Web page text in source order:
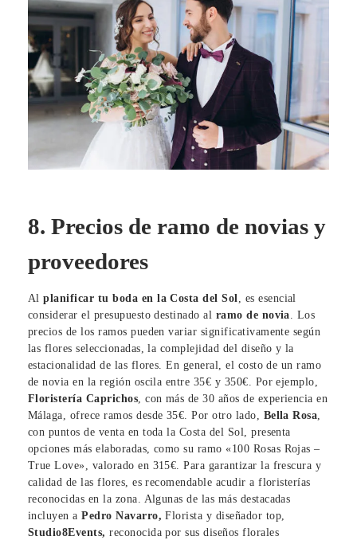
8. Precios de ramo de novias y
proveedores
Alplanificar tu boda en la Costa del Sol, es esencial
considerar el presupuesto destinado al ramo de novia. Los
precios de los ramos pueden variar significativamente según
las flores seleccionadas, la complejidad del diseño y la
estacionalidad de las flores. En general, el costo de un ramo
de novia en la región oscila entre 35€ y 350€. Por ejemplo,
Floristería Caprichos, con más de 30 años de experiencia en
Málaga, ofrece ramos desde 35€. Por otro lado, Bella Rosa,
con puntos de venta en toda la Costa del Sol, presenta
opciones más elaboradas, como su ramo «100 Rosas Rojas –
True Love», valorado en 315€. Para garantizar la frescura y
calidad de las flores, es recomendable acudir a floristerías
reconocidas en la zona. Algunas de las más destacadas
incluyen aPedro Navarro, Florista y diseñador top,
Studio8Events, reconocida por sus diseños florales